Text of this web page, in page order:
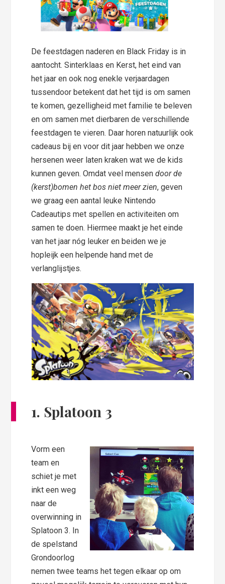
De feestdagen naderen en Black Friday is in
aantocht. Sinterklaas en Kerst, het eind van
het jaar en ook nog enekle verjaardagen
tussendoor betekent dat het tijd is om samen
te komen, gezelligheid met familie te beleven
en om samen met dierbaren de verschillende
feestdagen te vieren. Daar horen natuurlijk ook
cadeaus bij en voor dit jaar hebben we onze
hersenen weer laten kraken wat we de kids
kunnen geven. Omdat veel mensen door de
(kerst)bomen het bos niet meer zien, geven
we graag een aantal leuke Nintendo
Cadeautips met spellen en activiteiten om
samen te doen. Hiermee maakt je het einde
van het jaar nóg leuker en beiden we je
hopleijk een helpende hand met de
verlanglijstjes.
1. Splatoon 3
Vorm een
team en
schiet je met
inkt een weg
naar de
overwinning in
Splatoon 3. In
de spelstand
Grondoorlog
nemen twee teams het tegen elkaar op om